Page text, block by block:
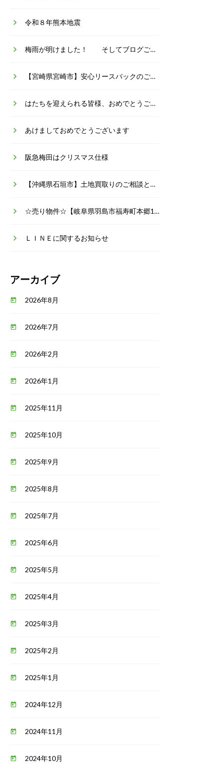
keyboard_arrow_right 令和８年熊本地震
keyboard_arrow_right 梅雨が明けました！ そしてブログご無沙汰していました！
keyboard_arrow_right 【宮崎県宮崎市】安心リースバックのご相談・ご依頼
keyboard_arrow_right はたちを迎えられる皆様、おめでとうございます
keyboard_arrow_right あけましておめでとうございます
keyboard_arrow_right 阪急梅田はクリスマス仕様
keyboard_arrow_right 【沖縄県石垣市】土地買取りのご相談とご依頼
keyboard_arrow_right ☆売り物件☆【岐阜県羽島市福寿町本郷1丁目 価格2,050万円 中古戸建】
keyboard_arrow_right ＬＩＮＥに関するお知らせ
アーカイブ
today 2026年8月
today 2026年7月
today 2026年2月
today 2026年1月
today 2025年11月
today 2025年10月
today 2025年9月
today 2025年8月
today 2025年7月
today 2025年6月
today 2025年5月
today 2025年4月
today 2025年3月
today 2025年2月
today 2025年1月
today 2024年12月
today 2024年11月
today 2024年10月